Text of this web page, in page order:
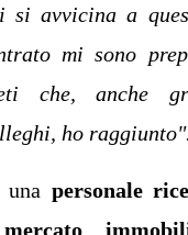
si avvicina a
mi sono
che, anche
ho raggiunto".
una personale